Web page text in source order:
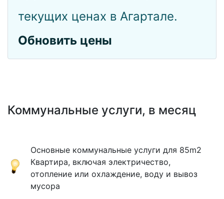
текущих ценах в Агартале.
Обновить цены
Коммунальные услуги, в месяц
Основные коммунальные услуги для 85m2
Квартира, включая электричество,
отопление или охлаждение, воду и вывоз
мусора